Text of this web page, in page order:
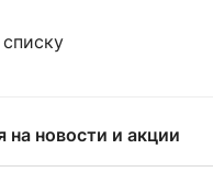
на новости и акции